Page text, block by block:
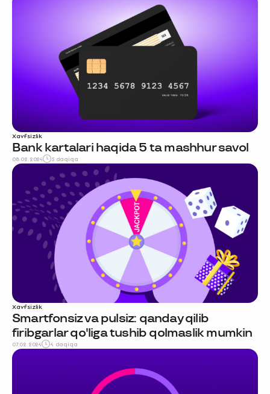
Xavfsizlik
Bank kartalari haqida 5 ta mashhur savol
08.02.2024 5 daqiqa
Xavfsizlik
Smartfonsiz va pulsiz: qanday qilib
firibgarlar qo'liga tushib qolmaslik mumkin
07.02.2024 4 daqiqa